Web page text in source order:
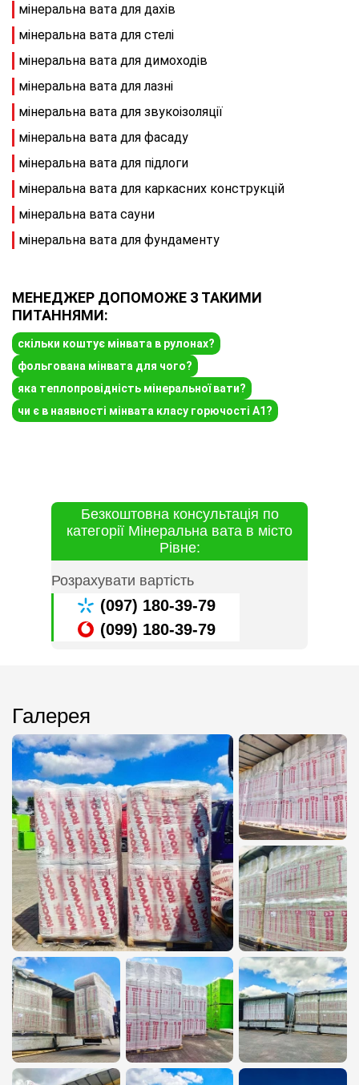
мінеральна вата для дахів
мінеральна вата для стелі
мінеральна вата для димоходів
мінеральна вата для лазні
мінеральна вата для звукоізоляції
мінеральна вата для фасаду
мінеральна вата для підлоги
мінеральна вата для каркасних конструкцій
мінеральна вата сауни
мінеральна вата для фундаменту
МЕНЕДЖЕР ДОПОМОЖЕ З ТАКИМИ
ПИТАННЯМИ:
скільки коштує мінвата в рулонах?
фольгована мінвата для чого?
яка теплопровідність мінеральної вати?
чи є в наявності мінвата класу горючості А1?
Безкоштовна консультація по
категорії Мінеральна вата в місто
Рівне:
Розрахувати вартість
(097) 180-39-79
(099) 180-39-79
Галерея